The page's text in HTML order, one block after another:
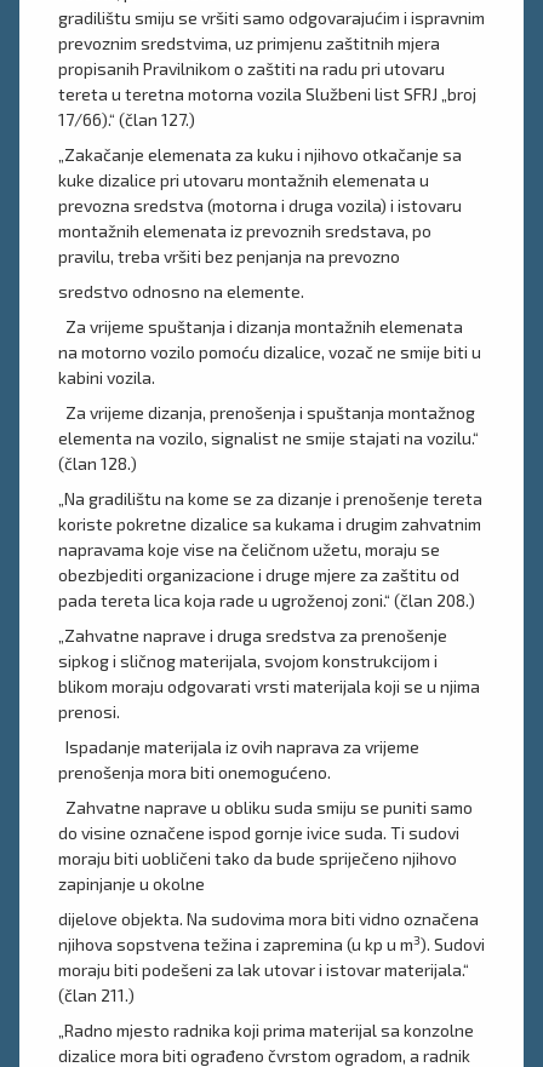
gradilištu smiju se vršiti samo odgovarajućim i ispravnim
prevoznim sredstvima, uz primjenu zaštitnih mjera
propisanih Pravilnikom o zaštiti na radu pri utovaru
tereta u teretna motorna vozila Službeni list SFRJ „broj
17/66).“ (član 127.)
„Zakačanje elemenata za kuku i njihovo otkačanje sa
kuke dizalice pri utovaru montažnih elemenata u
prevozna sredstva (motorna i druga vozila) i istovaru
montažnih elemenata iz prevoznih sredstava, po
pravilu, treba vršiti bez penjanja na prevozno
sredstvo odnosno na elemente.
Za vrijeme spuštanja i dizanja montažnih elemenata
na motorno vozilo pomoću dizalice, vozač ne smije biti u
kabini vozila.
Za vrijeme dizanja, prenošenja i spuštanja montažnog
elementa na vozilo, signalist ne smije stajati na vozilu.“
(član 128.)
„Na gradilištu na kome se za dizanje i prenošenje tereta
koriste pokretne dizalice sa kukama i drugim zahvatnim
napravama koje vise na čeličnom užetu, moraju se
obezbjediti organizacione i druge mjere za zaštitu od
pada tereta lica koja rade u ugroženoj zoni.“ (član 208.)
„Zahvatne naprave i druga sredstva za prenošenje
sipkog i sličnog materijala, svojom konstrukcijom i
blikom moraju odgovarati vrsti materijala koji se u njima
prenosi.
Ispadanje materijala iz ovih naprava za vrijeme
prenošenja mora biti onemogućeno.
Zahvatne naprave u obliku suda smiju se puniti samo
do visine označene ispod gornje ivice suda. Ti sudovi
moraju biti uobličeni tako da bude spriječeno njihovo
zapinjanje u okolne
dijelove objekta. Na sudovima mora biti vidno označena
njihova sopstvena težina i zapremina (u kp u m3). Sudovi
moraju biti podešeni za lak utovar i istovar materijala.“
(član 211.)
„Radno mjesto radnika koji prima materijal sa konzolne
dizalice mora biti ograđeno čvrstom ogradom, a radnik